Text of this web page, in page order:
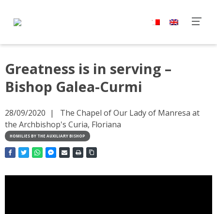
Greatness is in serving –
Bishop Galea-Curmi
28/09/2020
The Chapel of Our Lady of Manresa at
the Archbishop's Curia, Floriana
HOMILIES BY THE AUXILIARY BISHOP